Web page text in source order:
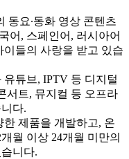
동요∙동화 영상 콘텐츠
어, 스페인어, 러시아어
들의 사랑을 받고 있습
튜브, IPTV 등 디지털
서트, 뮤지컬 등 오프라
다.
제품을 개발하고, 온
월 이상 24개월 미만의
니다.